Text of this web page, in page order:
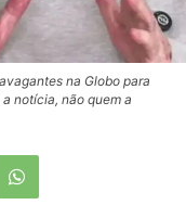
na Globo para
notícia, não quem a